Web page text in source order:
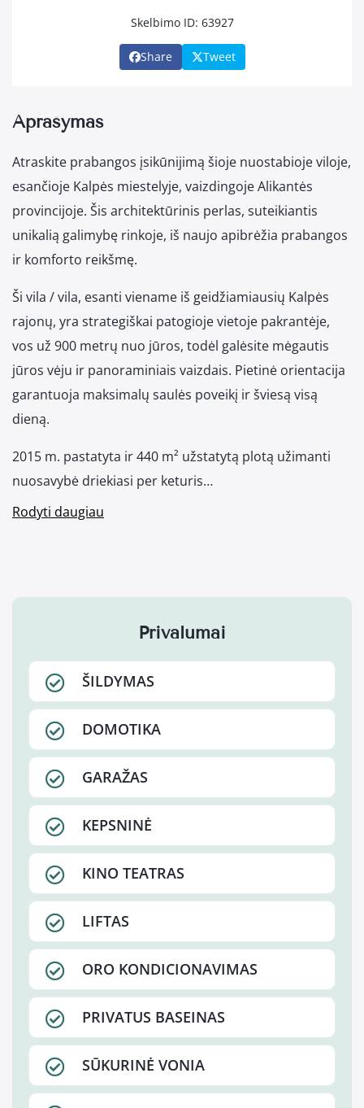
Skelbimo ID: 63927
Share Tweet
Aprašymas
Atraskite prabangos įsikūnijimą šioje nuostabioje viloje,
esančioje Kalpės miestelyje, vaizdingoje Alikantės
provincijoje. Šis architektūrinis perlas, suteikiantis
unikalią galimybę rinkoje, iš naujo apibrėžia prabangos
ir komforto reikšmę.
Ši vila / vila, esanti viename iš geidžiamiausių Kalpės
rajonų, yra strategiškai patogioje vietoje pakrantėje,
vos už 900 metrų nuo jūros, todėl galėsite mėgautis
jūros vėju ir panoraminiais vaizdais. Pietinė orientacija
garantuoja maksimalų saulės poveikį ir šviesą visą
dieną.
2015 m. pastatyta ir 440 m² užstatytą plotą užimanti
nuosavybė driekiasi per keturis…
Rodyti daugiau
Privalumai
ŠILDYMAS
DOMOTIKA
GARAŽAS
KEPSNINĖ
KINO TEATRAS
LIFTAS
ORO KONDICIONAVIMAS
PRIVATUS BASEINAS
SŪKURINĖ VONIA